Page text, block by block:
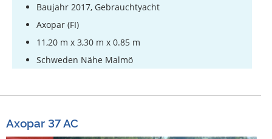
Baujahr 2017, Gebrauchtyacht
Axopar (FI)
11,20 m x 3,30 m x 0.85 m
Schweden Nähe Malmö
Axopar 37 AC